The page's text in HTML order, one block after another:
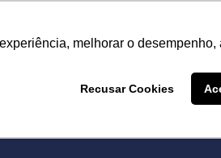
melhorar o
Recusar Cookies